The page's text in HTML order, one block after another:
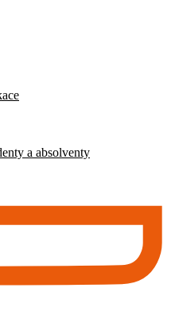
a absolventy